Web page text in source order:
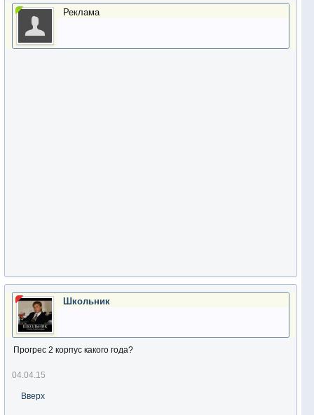
Реклама
Школьник
Прогрес 2 корпус какого года?
04.04.15
Вверх